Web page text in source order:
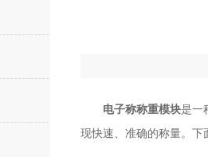
电子称称重模块是一
现快速、准确的称量。下